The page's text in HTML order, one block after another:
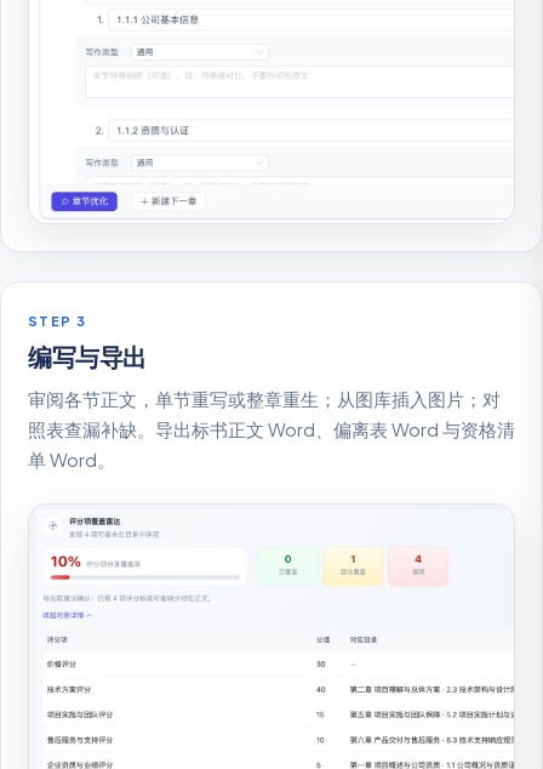
STEP 3
编写与导出
审阅各节正文，单节重写或整章重生；从图库插入图片；对
照表查漏补缺。导出标书正文 Word、偏离表 Word 与资格清
单 Word。